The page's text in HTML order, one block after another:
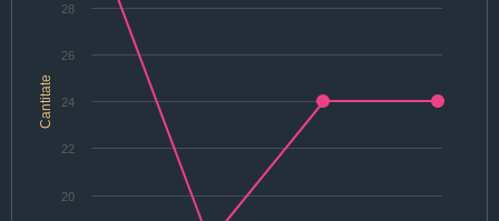
Cantitate
20
22
24
26
28